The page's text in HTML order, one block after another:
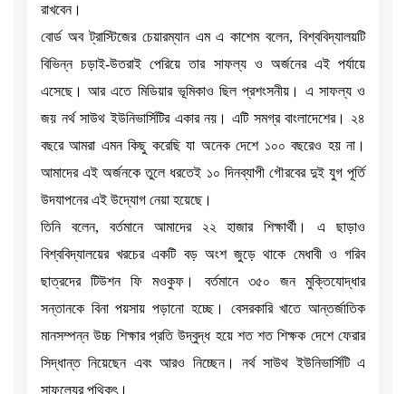
রাখবেন।
বোর্ড অব ট্রাস্টিজের চেয়ারম্যান এম এ কাশেম বলেন, বিশ্ববিদ্যালয়টি
বিভিন্ন চড়াই-উতরাই পেরিয়ে তার সাফল্য ও অর্জনের এই পর্যায়ে
এসেছে। আর এতে মিডিয়ার ভূমিকাও ছিল প্রশংসনীয়। এ সাফল্য ও
জয় নর্থ সাউথ ইউনিভার্সিটির একার নয়। এটি সমগ্র বাংলাদেশের। ২৪
বছরে আমরা এমন কিছু করেছি যা অনেক দেশে ১০০ বছরেও হয় না।
আমাদের এই অর্জনকে তুলে ধরতেই ১০ দিনব্যাপী গৌরবের দুই যুগ পূর্তি
উদযাপনের এই উদ্যোগ নেয়া হয়েছে।
তিনি বলেন, বর্তমানে আমাদের ২২ হাজার শিক্ষার্থী। এ ছাড়াও
বিশ্ববিদ্যালয়ের খরচের একটি বড় অংশ জুড়ে থাকে মেধাবী ও গরিব
ছাত্রদের টিউশন ফি মওকুফ। বর্তমানে ৩৫০ জন মুক্তিযোদ্ধার
সন্তানকে বিনা পয়সায় পড়ানো হচ্ছে। বেসরকারি খাতে আন্তর্জাতিক
মানসম্পন্ন উচ্চ শিক্ষার প্রতি উদ্বুদ্ধ হয়ে শত শত শিক্ষক দেশে ফেরার
সিদ্ধান্ত নিয়েছেন এবং আরও নিচ্ছেন। নর্থ সাউথ ইউনিভার্সিটি এ
সাফল্যের পথিকৃৎ।